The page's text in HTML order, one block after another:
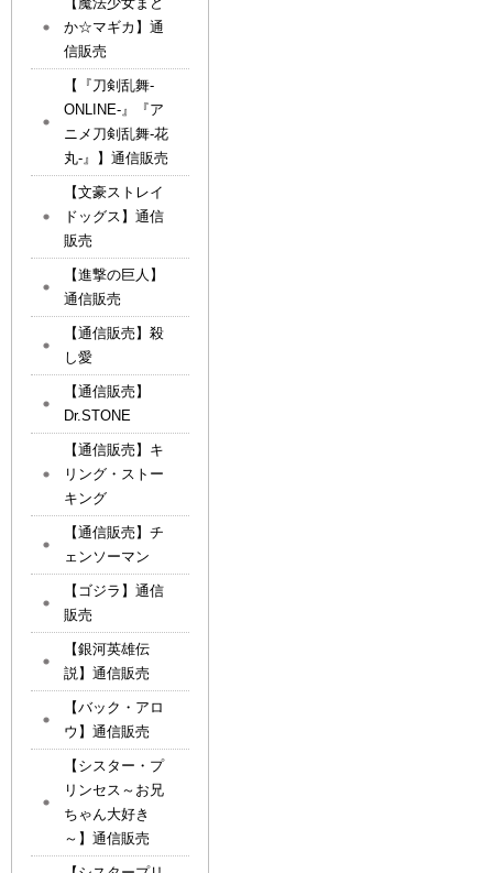
か☆マギカ】通
信販売
【『刀剣乱舞-
ONLINE-』『ア
ニメ刀剣乱舞-花
丸-』】通信販売
【文豪ストレイ
ドッグス】通信
販売
【進撃の巨人】
通信販売
【通信販売】殺
し愛
【通信販売】
Dr.STONE
【通信販売】キ
リング・ストー
キング
【通信販売】チ
ェンソーマン
【ゴジラ】通信
販売
【銀河英雄伝
説】通信販売
【バック・アロ
ウ】通信販売
【シスター・プ
リンセス～お兄
ちゃん大好き
～】通信販売